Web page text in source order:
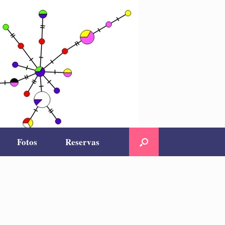
Fotos Reservas